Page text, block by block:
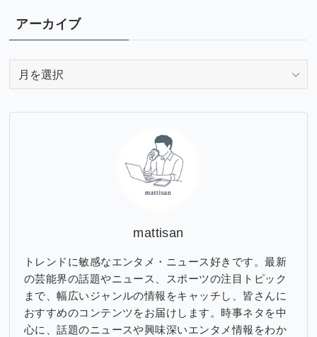
アーカイブ
mattisan
トレンドに敏感なエンタメ・ニュース好きです。最新
の芸能界の話題やニュース、スポーツの注目トピック
まで、幅広いジャンルの情報をキャッチし、皆さんに
おすすめのコンテンツをお届けします。時事ネタを中
心に、話題のニュースや興味深いエンタメ情報をわか